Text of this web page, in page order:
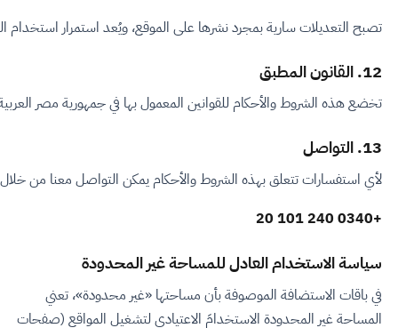
تصبح التعديلات سارية بمجرد نشرها على الموقع، ويُعد استمرار
12. القانون المطبق
تخضع هذه الشروط والأحكام للقوانين المعمول بها في جمهورية مصر
13. التواصل
لأي استفسارات تتعلق بهذه الشروط والأحكام يمكن التواصل معنا من
+20 101 240 0340
سياسة الاستخدام العادل للمساحة غير المحدودة
في باقات الاستضافة الموصوفة بأن مساحتها «غير محدودة»، تعني
المساحة غير المحدودة الاستخدامَ الاعتيادي لتشغيل المواقع (صفحات